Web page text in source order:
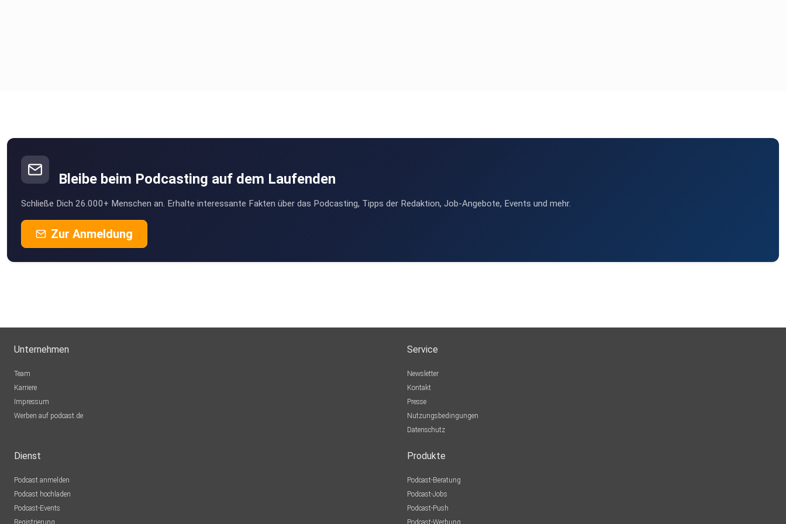
Bleibe beim Podcasting auf dem Laufenden
Schließe Dich 26.000+ Menschen an. Erhalte interessante Fakten über das Podcasting, Tipps der Redaktion, Job-Angebote, Events und mehr.
Zur Anmeldung
Unternehmen
Team
Karriere
Impressum
Werben auf podcast.de
Service
Newsletter
Kontakt
Presse
Nutzungsbedingungen
Datenschutz
Dienst
Podcast anmelden
Podcast hochladen
Podcast-Events
Registrierung
Produkte
Podcast-Beratung
Podcast-Jobs
Podcast-Push
Podcast-Werbung